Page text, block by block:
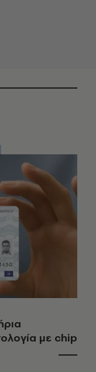
με chip